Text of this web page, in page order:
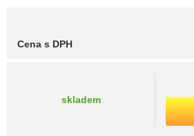
Cena s DPH
skladem